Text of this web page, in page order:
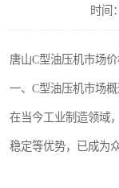
时间
唐山C型油压机市场
一、C型油压机市场
在当今工业制造领域
稳定等优势，已成为
气压机-气动压床
伺服压力机